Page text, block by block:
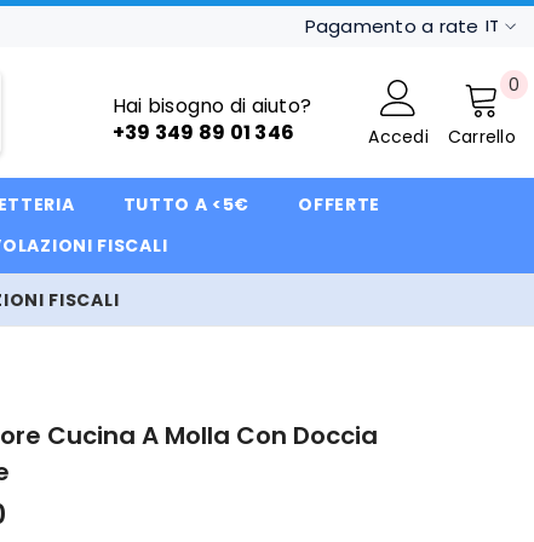
Pagamento a rate IT
DE
Hai bisogno di aiuto?
+39 349 89 01 346
Accedi Carrello
00
TUTTO A <5€
OFFERTE
FISCALI
FISCALI
Cucina A Molla Con Doccia